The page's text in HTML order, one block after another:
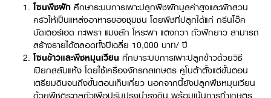
โซนพืชผัก ศึกษาระบบการเพาะปลูกพืชผักมูลค่าสูงและผักสวน
ครัวให้เป็นแหล่งอาหารของชุมชน โดยพืชที่ปลูกได้แก่ กรีนโอ๊ค
บัดเตอร์เฮด กะเพรา แมงลัก โหระพา แตงกวา ถั่วฝักยาว สามารถ
สร้างรายได้ตลอดทั้งปีเฉลี่ย 10,000 บาท/ ปี
โซนข้าวและพืชหมุนเวียน ศึกษาระบบการเพาะปลูกข้าวด้วยวิธี
เปียกสลับแห้ง โดยใช้เครื่องจักรกลเกษตร คูโบต้าตั้งแต่ขั้นตอน
เตรียมดินจนถึงขั้นตอนเก็บเกี่ยว นอกจากนี้ยังปลูกพืชหมุนเวียน